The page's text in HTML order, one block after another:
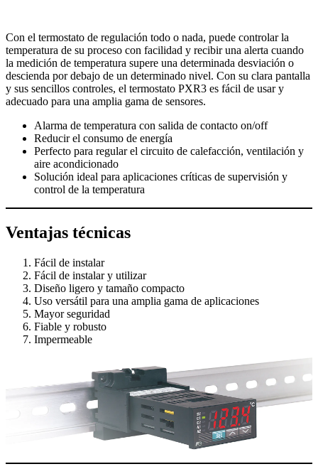
Con el termostato de regulación todo o nada, puede controlar la
temperatura de su proceso con facilidad y recibir una alerta cuando
la medición de temperatura supere una determinada desviación o
descienda por debajo de un determinado nivel. Con su clara pantalla
y sus sencillos controles, el termostato PXR3 es fácil de usar y
adecuado para una amplia gama de sensores.
Alarma de temperatura con salida de contacto on/off
Reducir el consumo de energía
Perfecto para regular el circuito de calefacción, ventilación y
aire acondicionado
Solución ideal para aplicaciones críticas de supervisión y
control de la temperatura
Ventajas técnicas
Fácil de instalar
Fácil de instalar y utilizar
Diseño ligero y tamaño compacto
Uso versátil para una amplia gama de aplicaciones
Mayor seguridad
Fiable y robusto
Impermeable